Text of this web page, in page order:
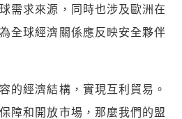
需求來源，同時也涉及歐洲在
全球經濟關係應反映安全夥伴
的經濟結構，實現互利貿易。
障和開放市場，那麼我們的盟